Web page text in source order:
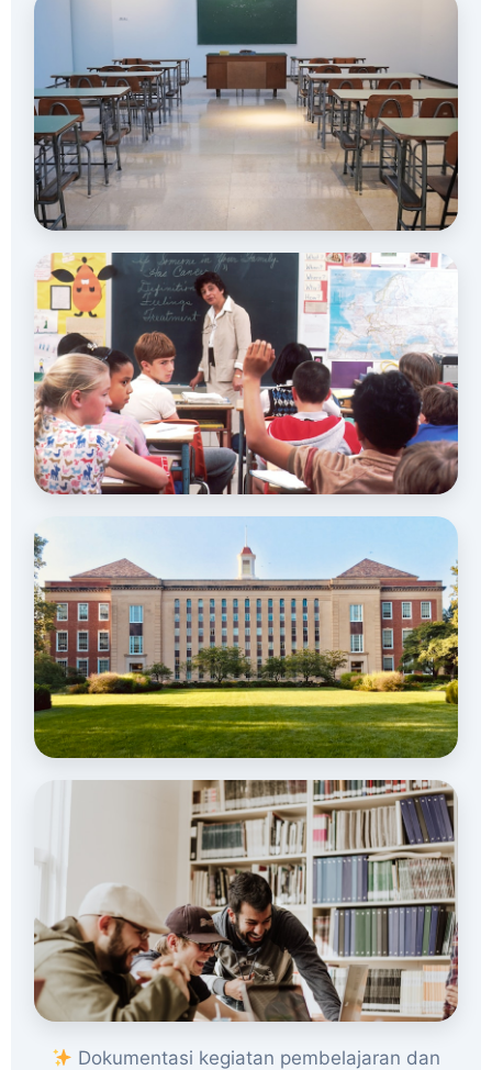
Dokumentasi kegiatan pembelajaran dan